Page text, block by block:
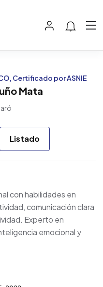
Certificado por ASNIE
Mata
Listado
con habilidades en
comunicación clara
Experto en
emocional y